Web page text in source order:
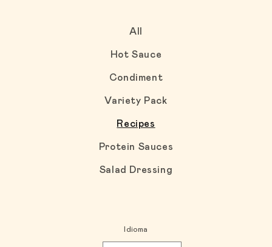
All
Hot Sauce
Condiment
Variety Pack
Recipes
Protein Sauces
Salad Dressing
Idioma